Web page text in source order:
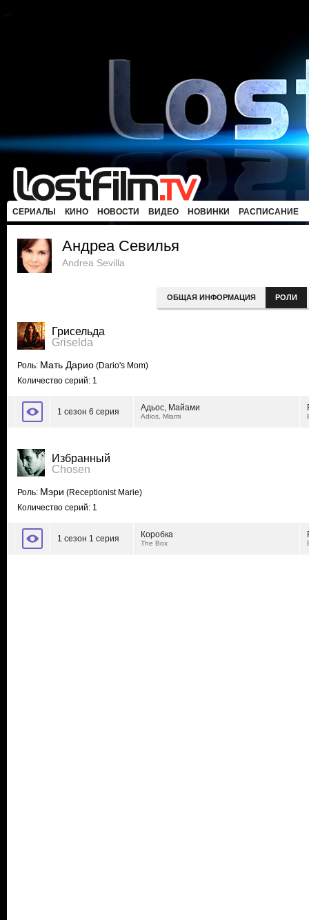
СЕРИАЛЫ КИНО НОВОСТИ ВИДЕО НОВИНКИ РАСПИСАНИЕ
Андреа Севилья
Andrea Sevilla
ОБЩАЯ ИНФОРМАЦИЯ РОЛИ
Грисельда
Griselda
Роль: Мать Дарио (Dario's Mom)
Количество серий: 1
1 сезон 6 серия Адьос, Майами
Adios, Miami
Избранный
Chosen
Роль: Мэри (Receptionist Marie)
Количество серий: 1
1 сезон 1 серия Коробка
The Box